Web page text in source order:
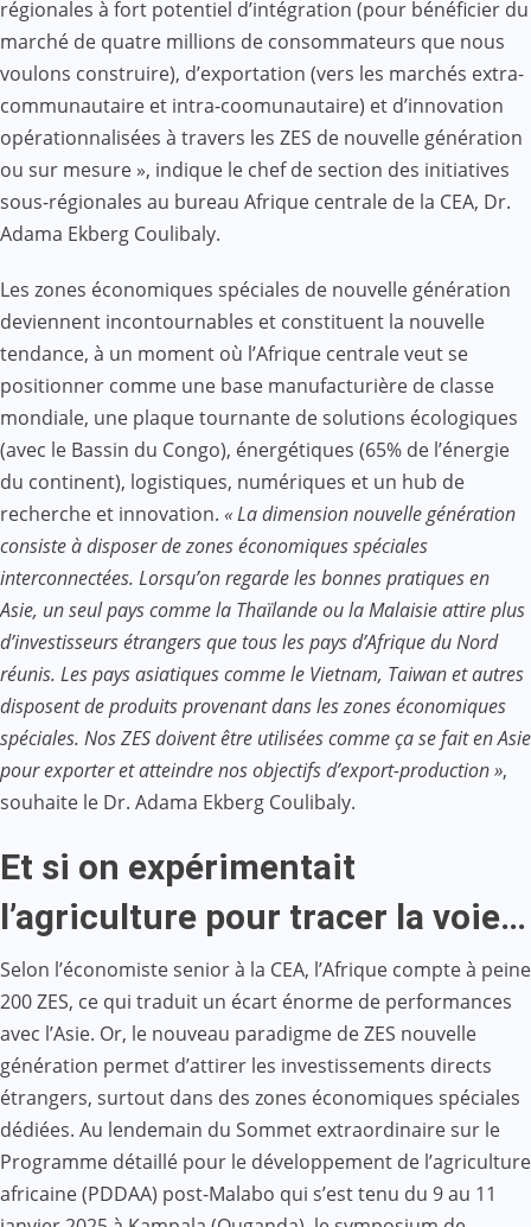
régionales à fort potentiel d’intégration (pour bénéficier du
marché de quatre millions de consommateurs que nous
voulons construire), d’exportation (vers les marchés extra-
communautaire et intra-coomunautaire) et d’innovation
opérationnalisées à travers les ZES de nouvelle génération
ou sur mesure », indique le chef de section des initiatives
sous-régionales au bureau Afrique centrale de la CEA, Dr.
Adama Ekberg Coulibaly.
Les zones économiques spéciales de nouvelle génération
deviennent incontournables et constituent la nouvelle
tendance, à un moment où l’Afrique centrale veut se
positionner comme une base manufacturière de classe
mondiale, une plaque tournante de solutions écologiques
(avec le Bassin du Congo), énergétiques (65% de l’énergie
du continent), logistiques, numériques et un hub de
recherche et innovation. « La dimension nouvelle génération
consiste à disposer de zones économiques spéciales
interconnectées. Lorsqu’on regarde les bonnes pratiques en
Asie, un seul pays comme la Thaïlande ou la Malaisie attire plus
d’investisseurs étrangers que tous les pays d’Afrique du Nord
réunis. Les pays asiatiques comme le Vietnam, Taiwan et autres
disposent de produits provenant dans les zones économiques
spéciales. Nos ZES doivent être utilisées comme ça se fait en Asie
pour exporter et atteindre nos objectifs d’export-production »,
souhaite le Dr. Adama Ekberg Coulibaly.
Et si on expérimentait
l’agriculture pour tracer la voie…
Selon l’économiste senior à la CEA, l’Afrique compte à peine
200 ZES, ce qui traduit un écart énorme de performances
avec l’Asie. Or, le nouveau paradigme de ZES nouvelle
génération permet d’attirer les investissements directs
étrangers, surtout dans des zones économiques spéciales
dédiées. Au lendemain du Sommet extraordinaire sur le
Programme détaillé pour le développement de l’agriculture
africaine (PDDAA) post-Malabo qui s’est tenu du 9 au 11